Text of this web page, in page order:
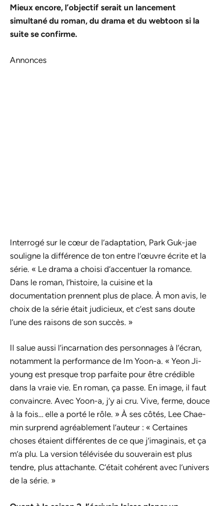
Mieux encore, l’objectif serait un lancement
simultané du roman, du drama et du webtoon si la
suite se confirme.
Annonces
Interrogé sur le cœur de l’adaptation, Park Guk-jae
souligne la différence de ton entre l’œuvre écrite et la
série. « Le drama a choisi d’accentuer la romance.
Dans le roman, l’histoire, la cuisine et la
documentation prennent plus de place. À mon avis, le
choix de la série était judicieux, et c’est sans doute
l’une des raisons de son succès. »
Il salue aussi l’incarnation des personnages à l’écran,
notamment la performance de Im Yoon-a. « Yeon Ji-
young est presque trop parfaite pour être crédible
dans la vraie vie. En roman, ça passe. En image, il faut
convaincre. Avec Yoon-a, j’y ai cru. Vive, ferme, douce
à la fois… elle a porté le rôle. » À ses côtés, Lee Chae-
min surprend agréablement l’auteur : « Certaines
choses étaient différentes de ce que j’imaginais, et ça
m’a plu. La version télévisée du souverain est plus
tendre, plus attachante. C’était cohérent avec l’univers
de la série. »